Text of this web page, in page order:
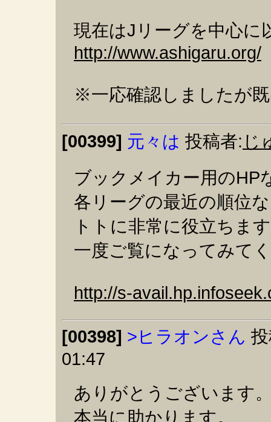
現在はJリーグを中心に
http://www.ashigaru.org/
※一応確認しましたが
[00399] 元々は 投稿者: じ
ブックメイカー用のHP
各リーグの最近の順位
トトに非常に役立ちま
一度ご覧になってみて
http://s-
[00398] >ヒラオンさん
01:47
ありがとうございます
本当に助かります。